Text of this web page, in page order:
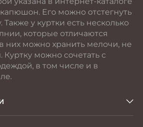
Его можно отстегнуть
Также у куртки есть несколько
которые отличаются
них можно хранить мелочи, не
Куртку можно сочетать с
в том числе и в